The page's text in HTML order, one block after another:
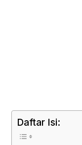
Daftar Isi: